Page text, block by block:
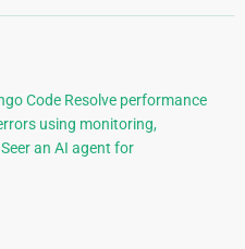
Code Resolve performance
using monitoring,
an AI agent for